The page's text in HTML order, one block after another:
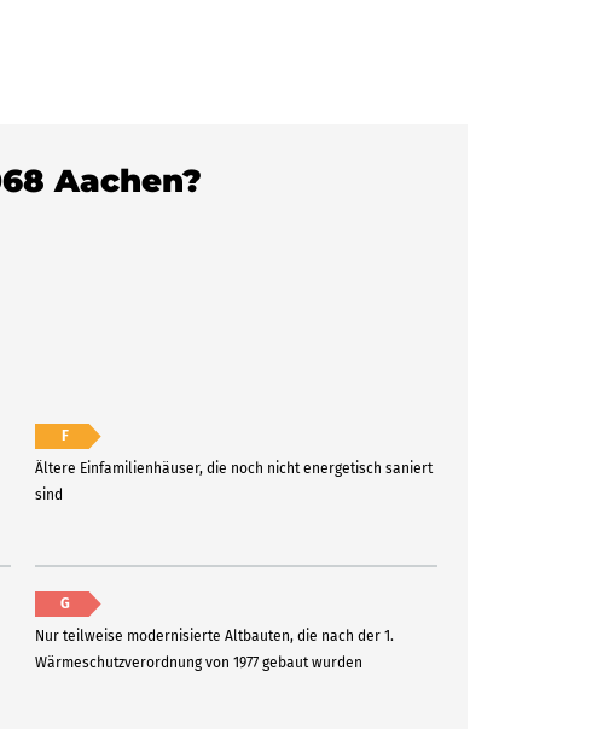
Aachen?
F
Ältere Einfamilienhäuser, die noch nicht energetisch saniert
sind
G
Nur teilweise modernisierte Altbauten, die nach der 1.
Wärmeschutzverordnung von 1977 gebaut wurden